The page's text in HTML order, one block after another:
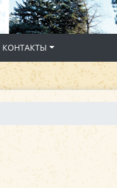
КОНТАКТЫ